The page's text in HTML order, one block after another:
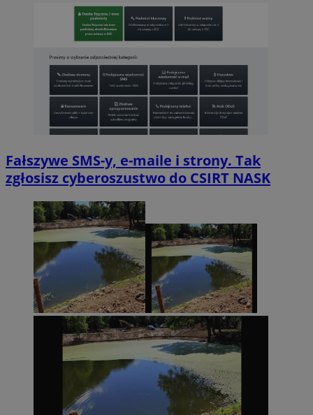
Fałszywe SMS-y, e-maile i strony. Tak
zgłosisz cyberoszustwo do CSIRT NASK